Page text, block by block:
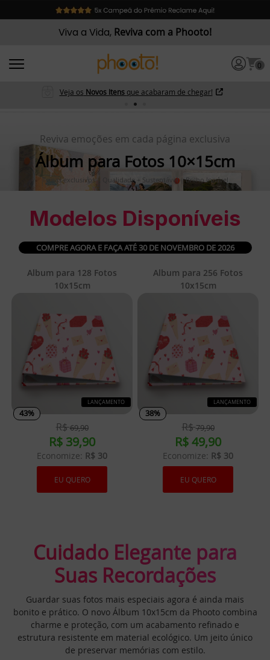
Viva a Vida, Reviva com a Phooto!
0
Pague em 3x sem juros Parcelas mínimas de R$33
Reviva emoções em cada página exclusiva
Álbum para Fotos 10×15cm
Temas exclusivos | Qualidade + Sustentável | Brilho Incrível
Modelos Disponíveis
COMPRE AGORA E FAÇA ATÉ 30 DE NOVEMBRO DE 2026
Album para 128 Fotos
10x15cm
43%
LANÇAMENTO
R$69,90
R$ 39,90
Economize: R$ 30
EU QUERO
Album para 256 Fotos
10x15cm
38%
LANÇAMENTO
R$79,90
R$49,90
Economize: R$ 30
EU QUERO
Cuidado Elegante para
Suas Recordações
Guardar suas fotos mais especiais agora é ainda mais
bonito e prático. O novo Álbum 10x15cm da Phooto combina
charme e proteção, com um acabamento refinado e
estrutura resistente em material ecológico. Um jeito único
de preservar memórias com estilo.